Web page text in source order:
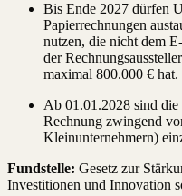
Bis Ende 2027 dürfen
Papierrechnungen
nutzen, die nicht dem
der
maximal 800.000 € hat.
Ab 01.01.2028 sind
Rechnung zwingend
Kleinunternehmern)
Fundstelle: Gesetz zur
Investitionen und Innovation